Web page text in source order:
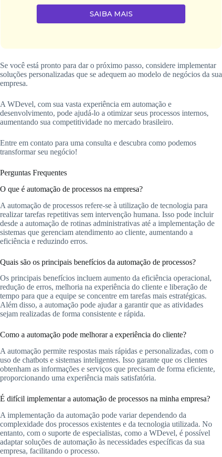
SAIBA MAIS
Se você está pronto para dar o próximo passo, considere implementar
soluções personalizadas que se adequem ao modelo de negócios da sua
empresa.
A WDevel, com sua vasta experiência em automação e
desenvolvimento, pode ajudá-lo a otimizar seus processos internos,
aumentando sua competitividade no mercado brasileiro.
Entre em contato para uma consulta e descubra como podemos
transformar seu negócio!
Perguntas Frequentes
O que é automação de processos na empresa?
A automação de processos refere-se à utilização de tecnologia para
realizar tarefas repetitivas sem intervenção humana. Isso pode incluir
desde a automação de rotinas administrativas até a implementação de
sistemas que gerenciam atendimento ao cliente, aumentando a
eficiência e reduzindo erros.
Quais são os principais benefícios da automação de processos?
Os principais benefícios incluem aumento da eficiência operacional,
redução de erros, melhoria na experiência do cliente e liberação de
tempo para que a equipe se concentre em tarefas mais estratégicas.
Além disso, a automação pode ajudar a garantir que as atividades
sejam realizadas de forma consistente e rápida.
Como a automação pode melhorar a experiência do cliente?
A automação permite respostas mais rápidas e personalizadas, com o
uso de chatbots e sistemas inteligentes. Isso garante que os clientes
obtenham as informações e serviços que precisam de forma eficiente,
proporcionando uma experiência mais satisfatória.
É difícil implementar a automação de processos na minha empresa?
A implementação da automação pode variar dependendo da
complexidade dos processos existentes e da tecnologia utilizada. No
entanto, com o suporte de especialistas, como a WDevel, é possível
adaptar soluções de automação às necessidades específicas da sua
empresa, facilitando o processo.